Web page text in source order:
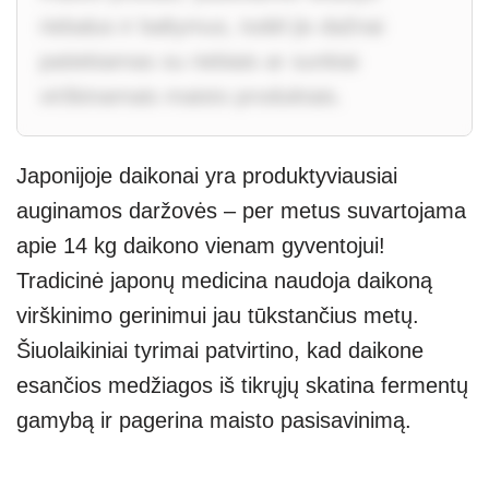
Japonijoje daikonai yra produktyviausiai
auginamos daržovės – per metus suvartojama
apie 14 kg daikono vienam gyventojui!
Tradicinė japonų medicina naudoja daikoną
virškinimo gerinimui jau tūkstančius metų.
Šiuolaikiniai tyrimai patvirtino, kad daikone
esančios medžiagos iš tikrųjų skatina fermentų
gamybą ir pagerina maisto pasisavinimą.